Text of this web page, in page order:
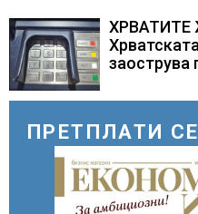
ХРВАТИТЕ
заострува
зголемени
ПРЕТПЛАТИ СЕ